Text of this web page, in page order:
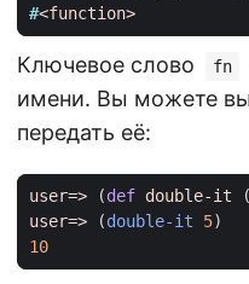
#<function>
Ключевое слово fn
имени. Вы можете
передать её:
user=> (def double-it (
user=>
(double-it 5)
10